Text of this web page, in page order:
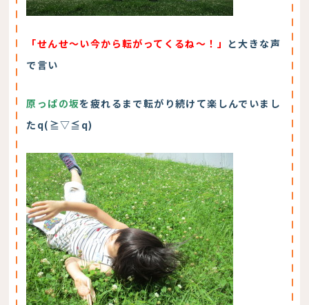
「せんせ～い今から転がってくるね～！」 と大きな声
で言い
原っぱの坂を疲れるまで転がり続けて楽しんでいまし
たq(≧▽≦q)